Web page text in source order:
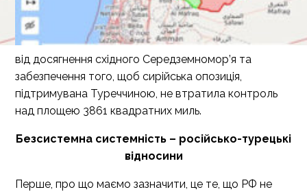
від досягнення східного Середземномор’я та
забезпечення того, щоб сирійська опозиція,
підтримувана Туреччиною, не втратила контроль
над площею 3861 квадратних миль.
Безсистемна системність – російсько-турецькі
відносини
Перше, про що маємо зазначити, це те, що РФ не